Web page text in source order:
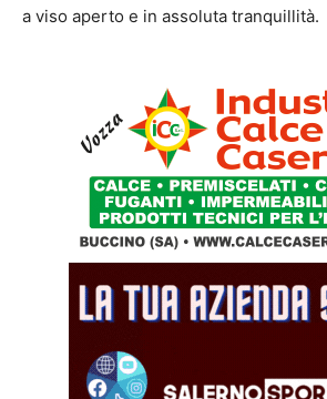
a viso aperto e in assoluta tranquillità.